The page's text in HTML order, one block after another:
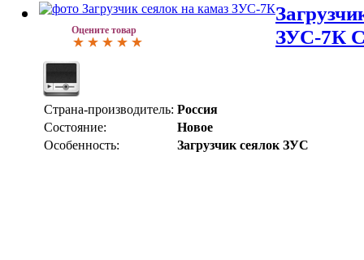
Оцените товар
ЗУС-7К
Страна-производитель: Россия
Состояние:
Новое
Особенность:
Загрузчик сеялок ЗУС